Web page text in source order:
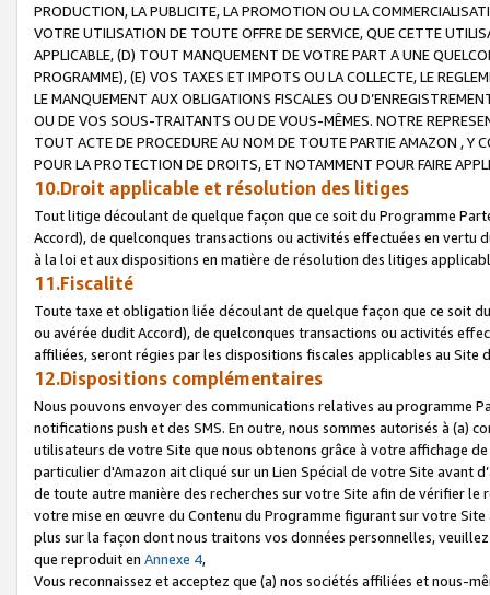
PRODUCTION, LA PUBLICITE, LA PROMOTION OU LA
VOTRE UTILISATION DE TOUTE OFFRE DE SERVICE, QUE CETTE
APPLICABLE, (D) TOUT MANQUEMENT DE VOTRE PART A UNE
PROGRAMME), (E) VOS TAXES ET IMPOTS OU LA COLLECTE, LE
LE MANQUEMENT AUX OBLIGATIONS FISCALES OU
OU DE VOS SOUS-TRAITANTS OU DE VOUS-MÊMES. NOTRE
TOUT ACTE DE PROCEDURE AU NOM DE TOUTE PARTIE AMAZON , Y
POUR LA PROTECTION DE DROITS, ET NOTAMMENT POUR FAIRE
10.Droit applicable et résolution des litiges
Tout litige découlant de quelque façon que ce soit du Programme
Accord), de quelconques transactions ou activités effectuées en vertu
à la loi et aux dispositions en matière de résolution des litiges
11.Fiscalité
Toute taxe et obligation liée découlant de quelque façon que ce soit
ou avérée dudit Accord), de quelconques transactions ou activités
affiliées, seront régies par les dispositions fiscales applicables au Site
12.Dispositions complémentaires
Nous pouvons envoyer des communications relatives au programme
notifications push et des SMS. En outre, nous sommes autorisés à
utilisateurs de votre Site que nous obtenons grâce à votre affichage
particulier d'Amazon ait cliqué sur un Lien Spécial de votre Site avant
de toute autre manière des recherches sur votre Site afin de vérifier
votre mise en œuvre du Contenu du Programme figurant sur votre
plus sur la façon dont nous traitons vos données personnelles,
que reproduit en Annexe 4,
Vous reconnaissez et acceptez que (a) nos sociétés affiliées et nous-